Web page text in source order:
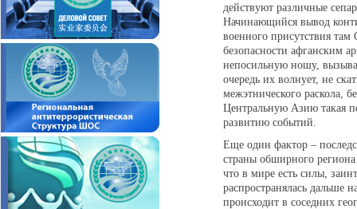
действуют различные
Начинающийся вывод
военного присутствия
безопасности афганским
непосильную ношу,
очередь их волнует, не
межэтнического раскола,
Центральную Азию такая
развитию событий.
Еще один фактор –
страны обширного
что в мире есть силы,
распространялась дальше
происходит в соседних